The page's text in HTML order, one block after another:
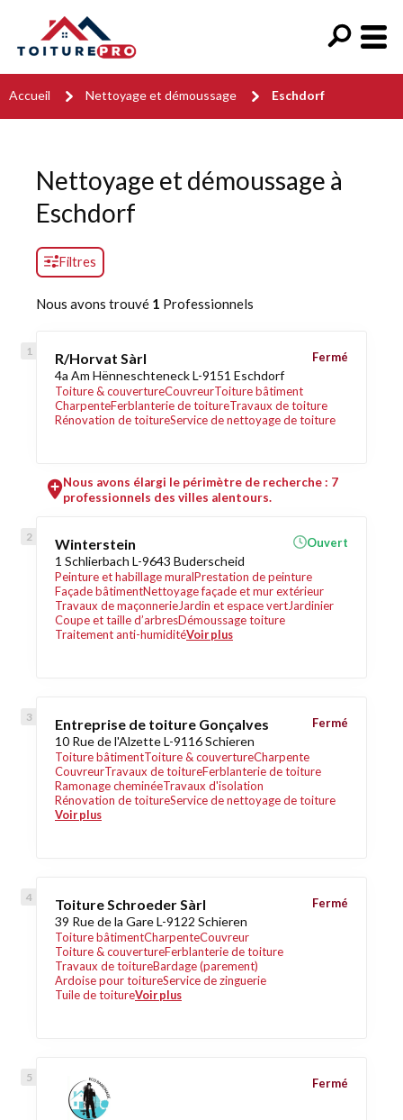
Accueil Nettoyage et démoussage Eschdorf
Nettoyage et démoussage à
Eschdorf
Filtres
Nous avons trouvé 1 Professionnels
R/Horvat Sàrl
4a Am Hënneschteneck L-9151 Eschdorf
Toiture & couvertureCouvreurToiture bâtiment
CharpenteFerblanterie de toitureTravaux de toiture
Rénovation de toitureService de nettoyage de toiture
Fermé
Nous avons élargi le périmètre de recherche : 7
professionnels des villes alentours.
Winterstein
1 Schlierbach L-9643 Buderscheid
Peinture et habillage muralPrestation de peinture
Façade bâtimentNettoyage façade et mur extérieur
Travaux de maçonnerieJardin et espace vertJardinier
Coupe et taille d’arbresDémoussage toiture
Traitement anti-humiditéVoir plus
Ouvert
Entreprise de toiture Gonçalves
10 Rue de l'Alzette L-9116 Schieren
Toiture bâtimentToiture & couvertureCharpente
CouvreurTravaux de toitureFerblanterie de toiture
Ramonage cheminéeTravaux d'isolation
Rénovation de toitureService de nettoyage de toiture
Voir plus
Fermé
Toiture Schroeder Sàrl
39 Rue de la Gare L-9122 Schieren
Toiture bâtimentCharpenteCouvreur
Toiture & couvertureFerblanterie de toiture
Travaux de toitureBardage (parement)
Ardoise pour toitureService de zinguerie
Tuile de toitureVoir plus
Fermé
Fermé